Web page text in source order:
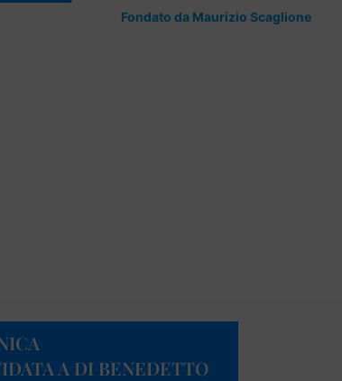
Fondato da Maurizio Scaglione
A DI BENEDETTO